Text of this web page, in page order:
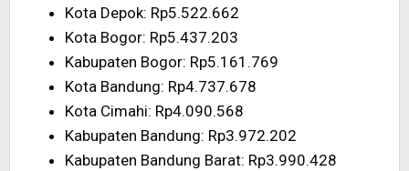
Kota Depok: Rp5.522.662
Kota Bogor: Rp5.437.203
Kabupaten Bogor: Rp5.161.769
Kota Bandung: Rp4.737.678
Kota Cimahi: Rp4.090.568
Kabupaten Bandung: Rp3.972.202
Kabupaten Bandung Barat: Rp3.990.428